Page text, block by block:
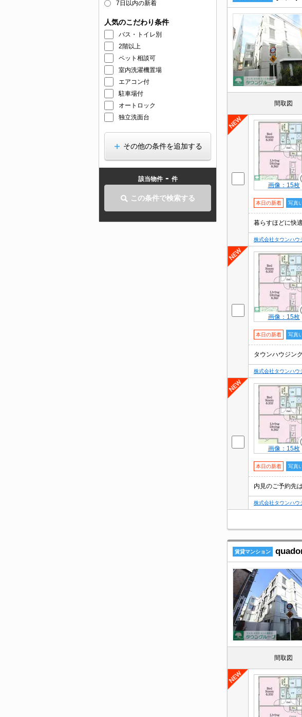
7日以内の新着
人気のこだわり条件
バス・トイレ別
2階以上
ペット相談可
室内洗濯機置場
エアコン付
駐車場付
オートロック
独立洗面台
その他の条件を追加する
該当物件 - 件
この条件で検索する
間取図
画像：15枚
本日の新着 写真
株式会社タウンハウ
画像：15枚
本日の新着 写真
タウンハウジン
株式会社タウンハウ
画像：15枚
本日の新着 写真
内見のご予約先
株式会社タウンハウ
賃貸マンション
間取図